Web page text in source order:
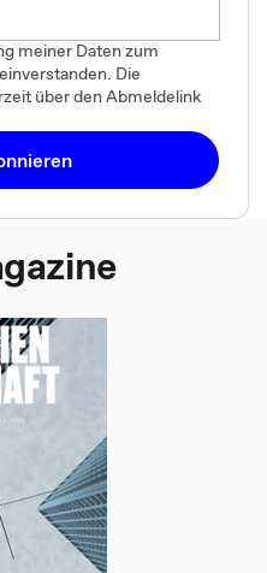
meiner Daten zum
Die
über den Abmeldelink